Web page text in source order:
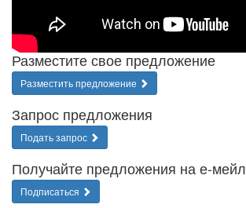
Разместите свое предложение
Разместить предложение
Запрос предложения
Подать запрос
Получайте предложения на е-мейл
Подписаться